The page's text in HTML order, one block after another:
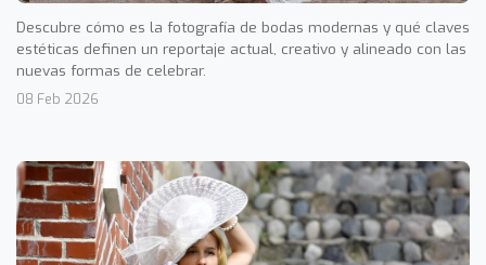
Descubre cómo es la fotografía de bodas modernas y qué claves
estéticas definen un reportaje actual, creativo y alineado con las
nuevas formas de celebrar.
08 Feb 2026